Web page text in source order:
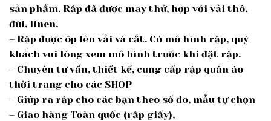
sản phẩm. Rập đã được may thử, hợp với vải thô,
đũi, linen.
– Rập được ôp lên vải và cắt. Có mô hình rập, quý
khách vui lòng xem mô hình trước khi đặt rập.
– Chuyên tư vấn, thiết kế, cung cấp rập quần áo
thời trang cho các SHOP
– Giúp ra rập cho các bạn theo số đo, mẫu tự chọn
– Giao hàng Toàn quốc (rập giấy),